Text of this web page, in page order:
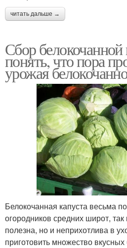
читать дальше →
Сбор
понять, что пора
урожая
Белокочанная капуста весьма
огородников средних широт, так
полезна, но и неприхотлива в
приготовить множество